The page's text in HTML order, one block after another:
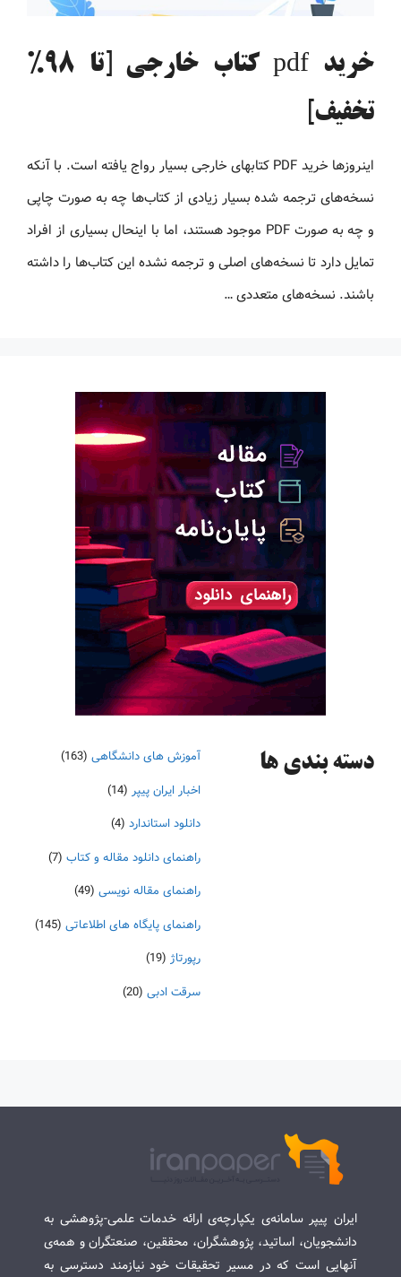
خرید pdf کتاب خارجی [تا 98%
تخفیف]
اینروزها خرید PDF کتاب‎های خارجی بسیار رواج یافته است. با آنکه
نسخه‌های ترجمه شده بسیار زیادی از کتاب‌ها چه به صورت چاپی
و چه به صورت PDF موجود هستند، اما با اینحال بسیاری از افراد
تمایل دارد تا نسخه‌های اصلی و ترجمه نشده این کتاب‌ها را داشته
باشند. نسخه‌های متعددی …
دسته‌ بندی ها آموزش های دانشگاهی (163)
اخبار ایران پیپر (14)
دانلود استاندارد (4)
راهنمای دانلود مقاله و کتاب (7)
راهنمای مقاله نویسی (49)
راهنمای پایگاه های اطلاعاتی (145)
رپورتاژ (19)
سرقت ادبی (20)
ایران پیپر سامانه‌ی یکپارچه‌ی ارائه خدمات علمی-پژوهشی به
دانشجویان، اساتید، پژوهشگران، محققین، صنعتگران و همه‌ی
آنهایی است که در مسیر تحقیقات خود نیازمند دسترسی به